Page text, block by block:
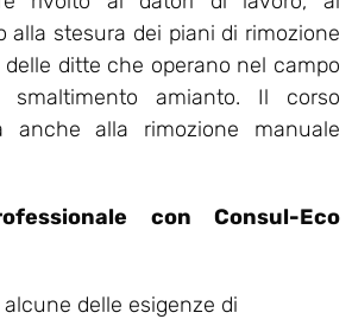
alla stesura dei piani di rimozione
ditte che operano nel campo
smaltimento amianto. Il corso
anche alla rimozione manuale
con Consul-Eco
delle esigenze di